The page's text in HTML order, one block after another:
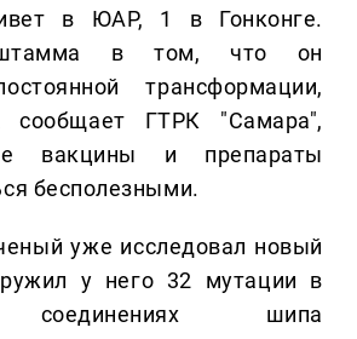
в ЮАР, 1 в Гонконге.
штамма в том, что он
трансформации,
сообщает ГТРК "Самара",
вакцины и препараты
бесполезными.
уже исследовал новый
у него 32 мутации в
соединениях шипа